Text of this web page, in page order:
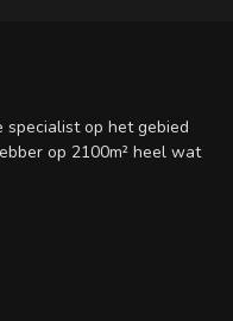
specialist op het gebied
op 2100m² heel wat